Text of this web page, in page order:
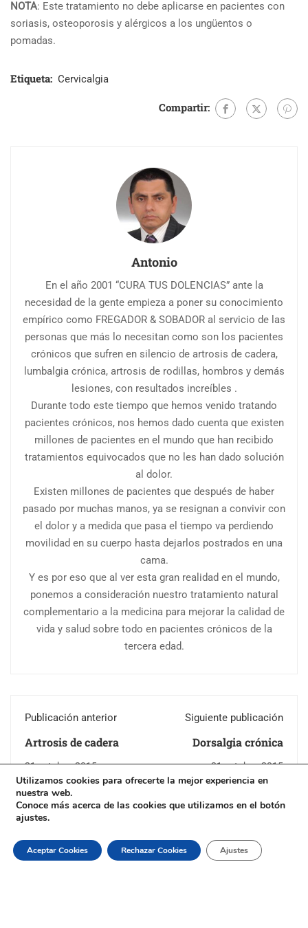
NOTA: Este tratamiento no debe aplicarse en pacientes con
soriasis, osteoporosis y alérgicos a los ungüentos o
pomadas.
Etiqueta: Cervicalgia
Compartir:
Antonio
En el año 2001 “CURA TUS DOLENCIAS” ante la
necesidad de la gente empieza a poner su conocimiento
empírico como FREGADOR & SOBADOR al servicio de las
personas que más lo necesitan como son los pacientes
crónicos que sufren en silencio de artrosis de cadera,
lumbalgia crónica, artrosis de rodillas, hombros y demás
lesiones, con resultados increíbles .
Durante todo este tiempo que hemos venido tratando
pacientes crónicos, nos hemos dado cuenta que existen
millones de pacientes en el mundo que han recibido
tratamientos equivocados que no les han dado solución
al dolor.
Existen millones de pacientes que después de haber
pasado por muchas manos, ya se resignan a convivir con
el dolor y a medida que pasa el tiempo va perdiendo
movilidad en su cuerpo hasta dejarlos postrados en una
cama.
Y es por eso que al ver esta gran realidad en el mundo,
ponemos a consideración nuestro tratamiento natural
complementario a la medicina para mejorar la calidad de
vida y salud sobre todo en pacientes crónicos de la
tercera edad.
Publicación anterior
Artrosis de cadera
21 octubre, 2015
Siguiente publicación
Dorsalgia crónica
21 octubre, 2015
Utilizamos cookies para ofrecerte la mejor experiencia en
nuestra web.
Conoce más acerca de las cookies que utilizamos en el botón
ajustes.
Aceptar Cookies Rechazar Cookies Ajustes